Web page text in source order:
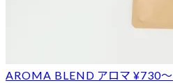
AROMA BLEND アロマ ¥730〜